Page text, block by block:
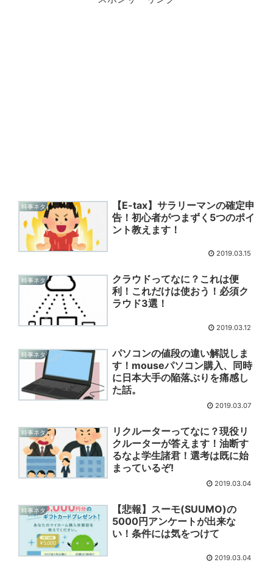
時事ネタ
【E-tax】サラリーマンの確定申
告！初心者がつまずく5つのポイ
ント教えます！
2019.03.15
時事ネタ
クラウドってなに？これは便
利！これだけは使おう！必須ク
ラウド3選！
2019.03.12
時事ネタ
パソコンの値段の違い解説しま
す！mouseパソコン購入、同時
に日本大手の陥落ぶりを痛感し
た話。
2019.03.07
時事ネタ
リクルーターってなに？現役リ
クルーターが答えます！油断す
るなよ学生諸君！選考は既に始
まっているぞ!
2019.03.04
時事ネタ
【悲報】スーモ(SUUMO)の
5000円アンケートが出来な
い！条件には気をつけて
2019.03.04